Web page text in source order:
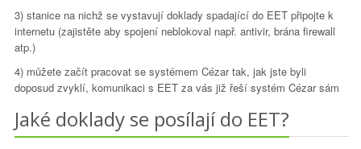
3) stanice na nichž se vystavují doklady spadající do EET připojte k
internetu (zajistěte aby spojení neblokoval např. antivir, brána firewall
atp.)
4) můžete začít pracovat se systémem Cézar tak, jak jste byli
doposud zvyklí, komunikaci s EET za vás již řeší systém Cézar sám
Jaké doklady se posílají do EET?